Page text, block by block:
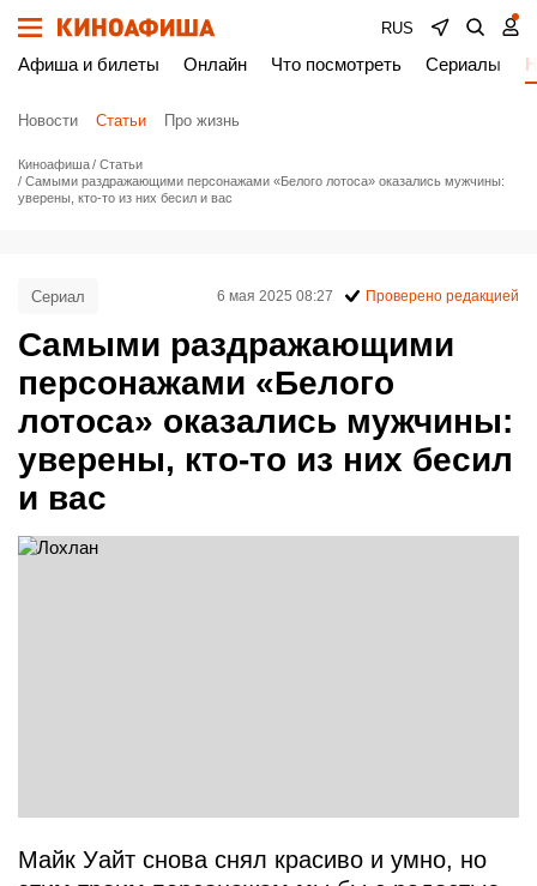
RUS
Афиша и билеты Онлайн Что посмотреть Сериалы
Новости Статьи Про жизнь
Киноафиша
Статьи
Самыми раздражающими персонажами «Белого лотоса» оказались мужчины:
уверены, кто-то из них бесил и вас
Самыми раздражающими
персонажами «Белого
лотоса» оказались мужчины:
уверены, кто-то из них бесил
и вас
Сериал 6 мая 2025 08:27 Проверено редакцией
Майк Уайт снова снял красиво и умно, но